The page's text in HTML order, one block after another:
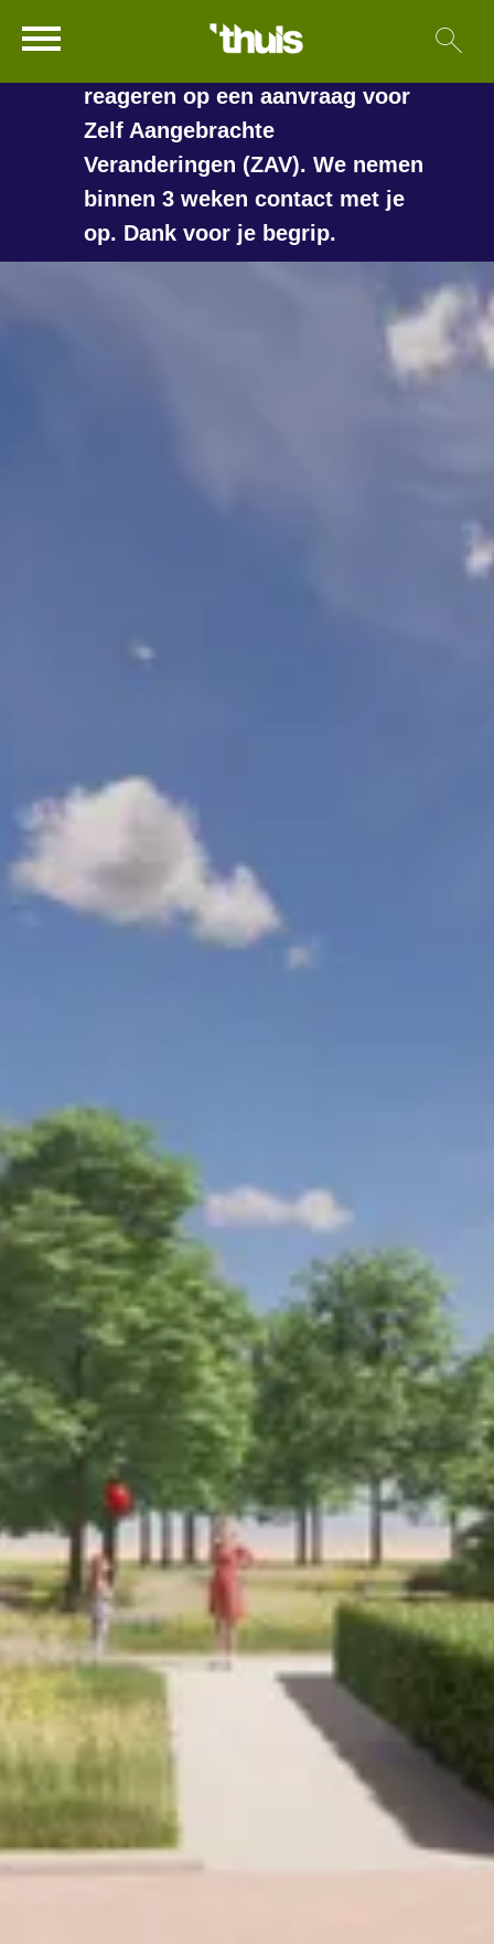
Naar hoofdinhoud
Naar hoofdnavigatiemenu
Naar zoeken
Naar de homepage
Ga naar Hoofd
langer duren voordat we
reageren op een aanvraag voor
Zelf Aangebrachte
Veranderingen (ZAV). We nemen
binnen 3 weken contact met je
op. Dank voor je begrip.